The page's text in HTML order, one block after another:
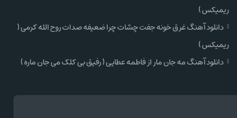
ریمیکس )
دانلود آهنگ غرق خونه جفت چشات چرا ضعیفه صدات روح الله کرمی (
ریمیکس )
دانلود آهنگ مه جان مار از فاطمه عطایی ( رفیق بی کلک می جان ماره )